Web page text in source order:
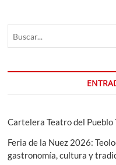
Cartelera Teatro del
Feria de la Nuez 2026:
gastronomía, cultura y